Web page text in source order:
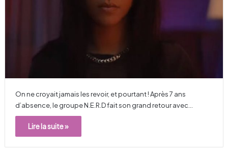
On ne croyait jamais les revoir, et pourtant ! Après 7 ans
d’absence, le groupe N.E.R.D fait son grand retour avec…
Lire la suite »